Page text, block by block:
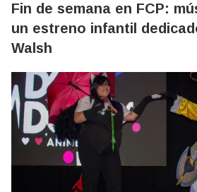
Fin de semana en FCP:
un estreno infantil
Walsh